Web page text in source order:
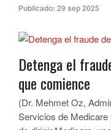
Publicado: 29 sep 2025
Detenga el
que comience
(Dr. Mehmet Oz,
Servicios de